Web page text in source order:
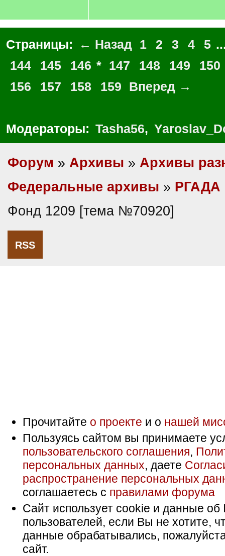
Страницы: ← Назад 1 2 3 4 5
144
145 146 * 147 148 149 150
156
157 158 159 Вперед →
Модераторы: Tasha56,
Форум » Архивы » Архивы
Федеральные архивы » РГАДА
Фонд 1209 [тема №70920]
RSS
Прочитайте о проекте и о нашей
Пользуясь сайтом вы принимаете
пользовательского соглашения,
персональных данных, даете
распространение персональных
соглашаетесь с правилами форума
Сайт использует cookie и данные об
пользователей, если Вы не хотите,
данные обрабатывались,
сайт.